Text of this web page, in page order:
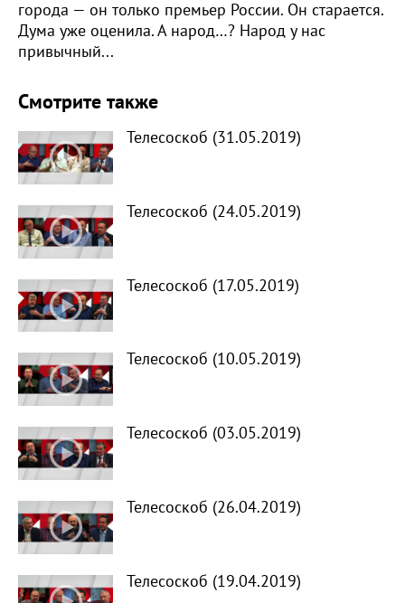
города — он только премьер России. Он старается.
Дума уже оценила. А народ…? Народ у нас
привычный...
Смотрите также
Телесоскоб (31.05.2019)
Телесоскоб (24.05.2019)
Телесоскоб (17.05.2019)
Телесоскоб (10.05.2019)
Телесоскоб (03.05.2019)
Телесоскоб (26.04.2019)
Телесоскоб (19.04.2019)